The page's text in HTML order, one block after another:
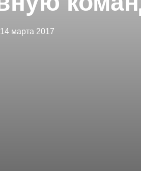
14 марта 2017